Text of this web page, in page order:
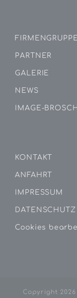
FIRMENGRUPPE
PARTNER
GALERIE
NEWS
IMAGE-
KONTAKT
ANFAHRT
IMPRESSUM
DATENSCHUTZ
Cookies
Copyright